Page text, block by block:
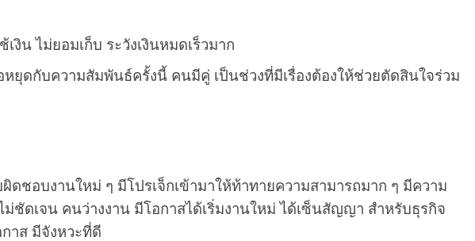
น ไม่ยอมเก็บ ระวังเงินหมดเร็วมาก
ยุดกับความสัมพันธ์ครั้งนี้ คนมีคู่ เป็นช่วงที่มีเรื่องต้องให้ช่วยตัดสินใจร่วม
ชอบงานใหม่ ๆ มีโปรเจ็กเข้ามาให้ท้าทายความสามารถมาก ๆ มีความ
ดเจน คนว่างงาน มีโอกาสได้เริ่มงานใหม่ ได้เซ็นสัญญา สำหรับธุรกิจ
าส มีจังหวะที่ดี